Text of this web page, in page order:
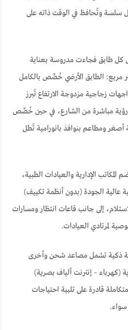
سلسة وتُحافظ في الوقت ذاته على
كل طابق فجاءت مدروسة بعناية
مربع: الطابق الأرضي خُصِّص بالكامل
زجاجية مزدوجة الارتفاع تُبرز
رؤية مباشرة من الشارع، في حين خُصِّص
أصغر ومطاعم بنوافذ بانورامية تُطل
المكاتب الإدارية والعيادات الطبية،
عالية الجودة (بدون أنظمة تكييف)
إلى جانب قاعات انتظار ومسارات
لمرتادي العيادات.
ذكية تشمل مصاعد شحن وأخرى
(كهرباء – إنترنت ألياف بصرية)
قادرة على تلبية احتياجات
سواء.